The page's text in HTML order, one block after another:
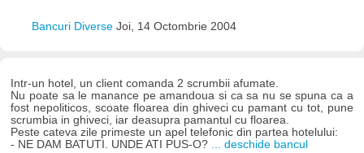
Bancuri Diverse Joi, 14 Octombrie 2004
Intr-un hotel, un client comanda 2 scrumbii afumate.
Nu poate sa le manance pe amandoua si ca sa nu se spuna ca a
fost nepoliticos, scoate floarea din ghiveci cu pamant cu tot, pune
scrumbia in ghiveci, iar deasupra pamantul cu floarea.
Peste cateva zile primeste un apel telefonic din partea hotelului:
- NE DAM BATUTI. UNDE ATI PUS-O?
... deschide bancul